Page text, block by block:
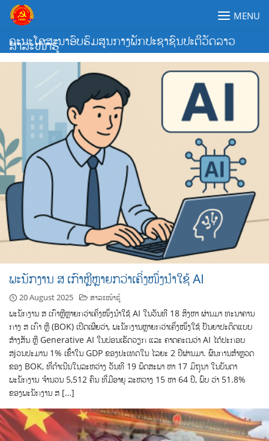
Skip
content
ຄະນະໂຄສະນາອົບຮົມສູນກາງພັກປະຊາຊົນປະຕິວັດລາວ
MENU
ສາລະໜ້າຮູ້
ພະນັກງານ ສ ເກົາຫຼີຫຼາຍກວ່າເຄິ່ງໜຶ່ງນຳໃຊ້ AI
20 August 2025 ສາລະໜ້າຮູ້
ພະນັກງານ ສ ເກົາຫຼີຫຼາຍກວ່າເຄິ່ງໜຶ່ງນຳໃຊ້ AI ໃນວັນທີ 18 ສິງຫາ ຜ່ານມາ ທະນາຄານ
ກາງ ສ ເກົາ ຫຼື (BOK) ເປີດເຜີຍວ່າ, ພະນັກງານຫຼາຍກວ່າເຄິ່ງໜຶ່ງໃຊ້ ປັນຍາປະດິດແບບ
ສ້າງສັນ ຫຼື Generative AI ໃນບ່ອນເຮັດວຽກ ແລະ ຄາດຄະເນວ່າ AI ໄດ້ປະກອບ
ສjວນປະມານ 1% ເຂົ້າໃນ GDP ຂອງປະເທດໃນ ໄລຍະ 2 ປີຜ່ານມາ. ຜົນການສໍາຫຼວດ
ຂອງ BOK, ທີ່ດໍາເນີນໃນລະຫວ່າງ ວັນທີ 19 ພຶດສະພາ ຫາ 17 ມິຖຸນາ ໃນບັນດາ
ພະນັກງານ ຈຳນວນ 5,512 ຄົນ ທີ່ມີອາຍຸ ລະຫວາງ 15 ຫາ 64 ປີ, ພົບ ວ່າ 51.8%
ຂອງພະນັກງານ ສ […]